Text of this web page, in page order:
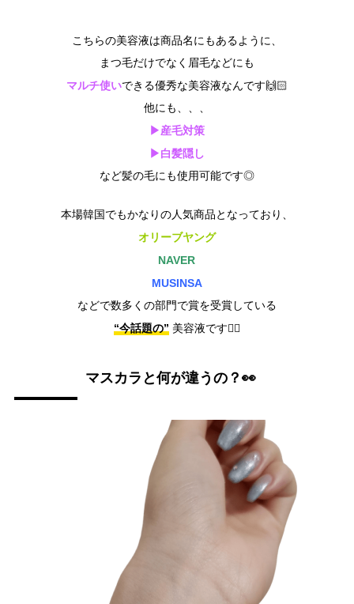
こちらの美容液は商品名にもあるように、
まつ毛だけでなく眉毛などにも
マルチ使いできる優秀な美容液なんです🙌🏻
他にも、、、
▶産毛対策
▶白髪隠し
など髪の毛にも使用可能です◎
本場韓国でもかなりの人気商品となっており、
オリーブヤング
NAVER
MUSINSA
などで数多くの部門で賞を受賞している
“今話題の”美容液です❤️‍🔥
マスカラと何が違うの？👀